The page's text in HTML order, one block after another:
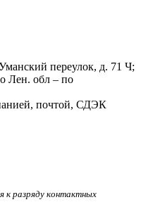
переулок, д. 71 Ч;
Лен. обл – по
почтой, СДЭК
к разряду контактных